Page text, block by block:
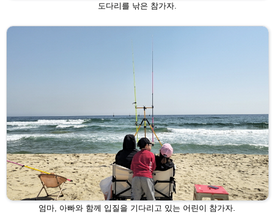
도다리를 낚은 참가자.
엄마, 아빠와 함께 입질을 기다리고 있는 어린이 참가자.